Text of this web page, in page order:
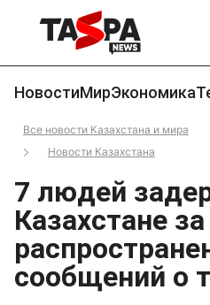
НовостиМирЭкономика
Все новости Казахстана и мира
Новости Казахстана
7 людей
Казахстане за
сообщений о